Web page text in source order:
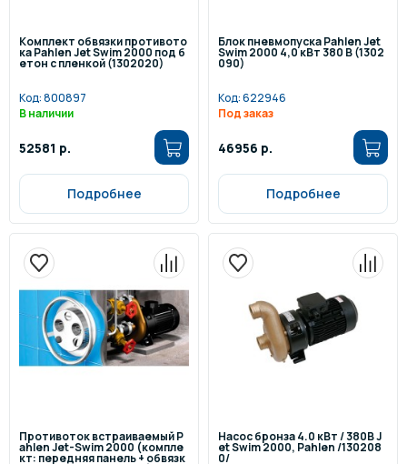
Комплект обвязки противото
ка Pahlen Jet Swim 2000 под б
етон с пленкой (1302020)
Код:800897
В наличии
52581 р.
Подробнее
Блок пневмопуска Pahlen Jet
Swim 2000 4,0 кВт 380 В (1302
090)
Код:622946
Под заказ
46956 р.
Подробнее
Противоток встраиваемый P
ahlen Jet-Swim 2000 (компле
кт: передняя панель + обвязк
Насос бронза 4.0 кВт / 380В J
et Swim 2000, Pahlen /130208
0/